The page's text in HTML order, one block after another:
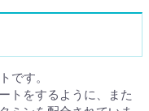
です。
トをするように、また